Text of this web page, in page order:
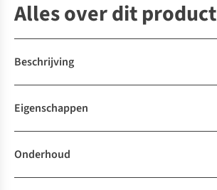
Alles over dit product
Beschrijving
Eigenschappen
Onderhoud